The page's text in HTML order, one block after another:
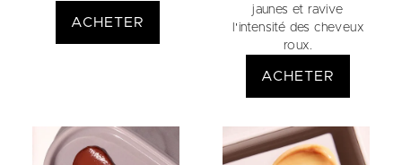
ACHETER
jaunes et ravive
l'intensité des cheveux
roux.
ACHETER